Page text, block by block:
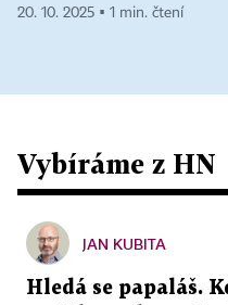
20. 10. 2025 ▪ 1 min. čtení
Vybíráme z HN
JAN KUBITA
Hledá se papaláš.